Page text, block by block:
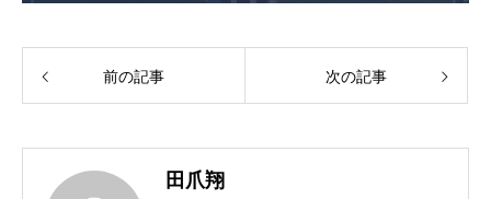
前の記事 次の記事
田爪翔